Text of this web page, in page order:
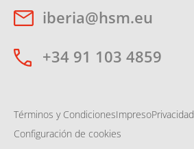
iberia@hsm.eu
+34 91 103 4859
Términos y CondicionesImpresoPrivacidad
Configuración de cookies